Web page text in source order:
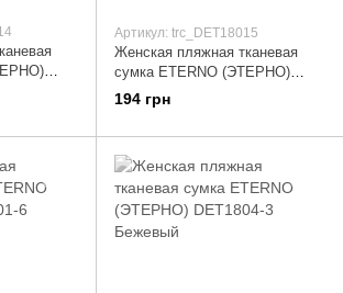
Артикул: trc_DET18015
Женская пляжная тканевая
сумка ETERNO (ЭТЕРНО)
DET1801-5 Разноцветный
194 грн